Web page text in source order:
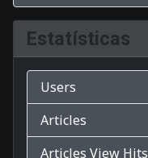
Estatísticas
Users
Articles
Articles View Hits